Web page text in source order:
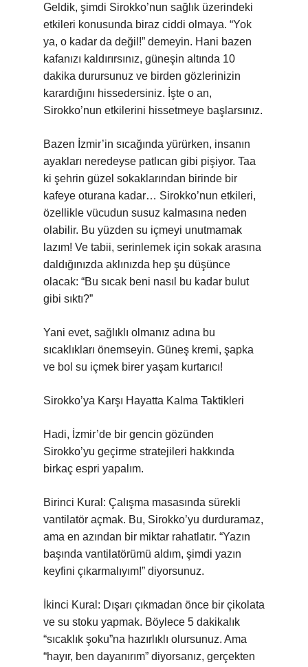
Geldik, şimdi Sirokko’nun sağlık üzerindeki
etkileri konusunda biraz ciddi olmaya. “Yok
ya, o kadar da değil!” demeyin. Hani bazen
kafanızı kaldırırsınız, güneşin altında 10
dakika durursunuz ve birden gözlerinizin
karardığını hissedersiniz. İşte o an,
Sirokko’nun etkilerini hissetmeye başlarsınız.
Bazen İzmir’in sıcağında yürürken, insanın
ayakları neredeyse patlıcan gibi pişiyor. Taa
ki şehrin güzel sokaklarından birinde bir
kafeye oturana kadar… Sirokko’nun etkileri,
özellikle vücudun susuz kalmasına neden
olabilir. Bu yüzden su içmeyi unutmamak
lazım! Ve tabii, serinlemek için sokak arasına
daldığınızda aklınızda hep şu düşünce
olacak: “Bu sıcak beni nasıl bu kadar bulut
gibi sıktı?”
Yani evet, sağlıklı olmanız adına bu
sıcaklıkları önemseyin. Güneş kremi, şapka
ve bol su içmek birer yaşam kurtarıcı!
Sirokko’ya Karşı Hayatta Kalma Taktikleri
Hadi, İzmir’de bir gencin gözünden
Sirokko’yu geçirme stratejileri hakkında
birkaç espri yapalım.
Birinci Kural: Çalışma masasında sürekli
vantilatör açmak. Bu, Sirokko’yu durduramaz,
ama en azından bir miktar rahatlatır. “Yazın
başında vantilatörümü aldım, şimdi yazın
keyfini çıkarmalıyım!” diyorsunuz.
İkinci Kural: Dışarı çıkmadan önce bir çikolata
ve su stoku yapmak. Böylece 5 dakikalık
“sıcaklık şoku”na hazırlıklı olursunuz. Ama
“hayır, ben dayanırım” diyorsanız, gerçekten